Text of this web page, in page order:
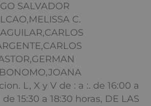
SALVADOR
C.
L, X y V de : a :. de 16:00 a
15:30 a 18:30 horas, DE LAS